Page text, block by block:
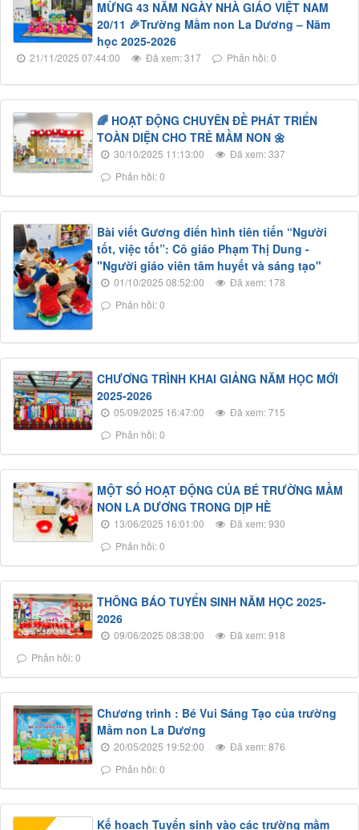
MỪNG 43 NĂM NGÀY NHÀ GIÁO VIỆT NAM
20/11 🎉Trường Mầm non La Dương – Năm
học 2025-2026
21/11/2025 07:44:00 Đã xem: 317 Phản hồi: 0
🌈 HOẠT ĐỘNG CHUYÊN ĐỀ PHÁT TRIỂN
TOÀN DIỆN CHO TRẺ MẦM NON 🌼
30/10/2025 11:13:00
Đã xem: 337
Phản hồi: 0
Bài viết Gương điển hình tiên tiến “Người
tốt, việc tốt”: Cô giáo Phạm Thị Dung -
"Người giáo viên tâm huyết và sáng tạo"
01/10/2025 08:52:00
Đã xem: 178
Phản hồi: 0
CHƯƠNG TRÌNH KHAI GIẢNG NĂM HỌC MỚI
2025-2026
05/09/2025 16:47:00
Đã xem: 715
Phản hồi: 0
MỘT SỐ HOẠT ĐỘNG CỦA BÉ TRƯỜNG MẦM
NON LA DƯƠNG TRONG DỊP HÈ
13/06/2025 16:01:00
Đã xem: 930
Phản hồi: 0
THÔNG BÁO TUYỂN SINH NĂM HỌC 2025-
2026
09/06/2025 08:38:00
Đã xem: 918
Phản hồi: 0
Chương trình : Bé Vui Sáng Tạo của trường
Mầm non La Dương
20/05/2025 19:52:00
Đã xem: 876
Phản hồi: 0
Kế hoạch Tuyển sinh vào các trường mầm